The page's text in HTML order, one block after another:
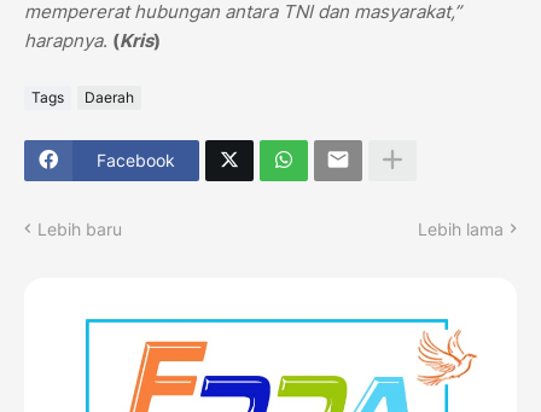
mempererat hubungan antara TNI dan masyarakat,”
harapnya. (Kris)
Tags Daerah
Facebook
Lebih baru Lebih lama